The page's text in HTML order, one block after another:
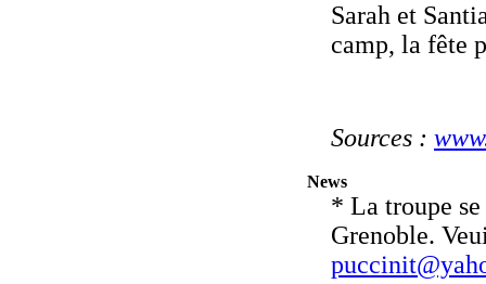
Sarah et
camp, la fête
Sources :
News
* La troupe
Grenoble.